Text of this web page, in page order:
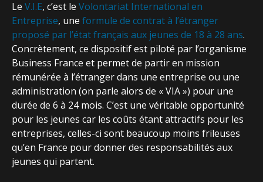
Le V.I.E, c’est le Volontariat International en
Entreprise, une formule de contrat à l’étranger
proposé par l’état français aux jeunes de 18 à 28 ans.
Concrètement, ce dispositif est piloté par l’organisme
Business France et permet de partir en mission
rémunérée à l’étranger dans une entreprise ou une
administration (on parle alors de « VIA ») pour une
durée de 6 à 24 mois. C’est une véritable opportunité
pour les jeunes car les coûts étant attractifs pour les
entreprises, celles-ci sont beaucoup moins frileuses
qu’en France pour donner des responsabilités aux
jeunes qui partent.